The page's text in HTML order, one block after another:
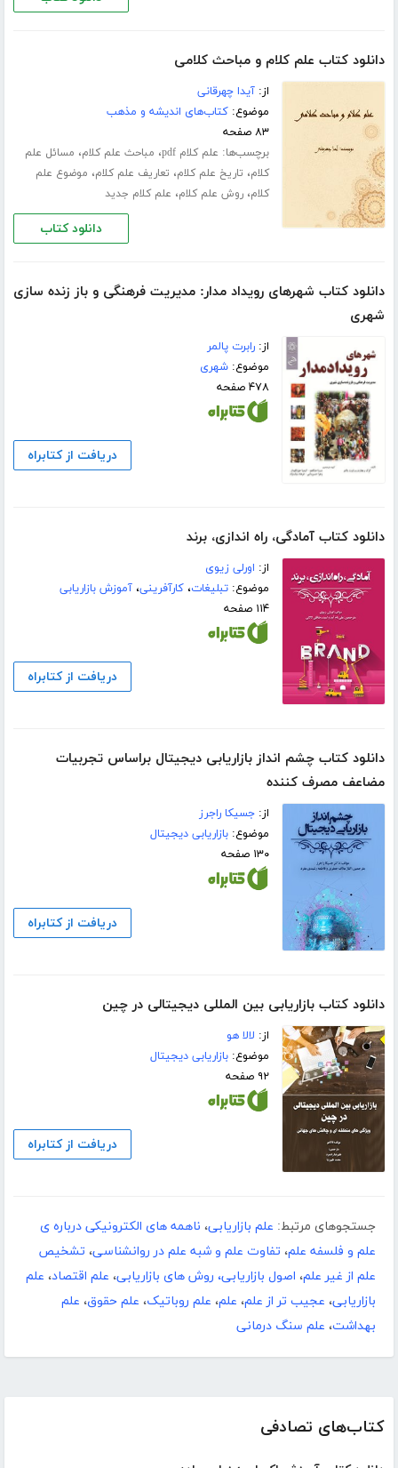
کتاب‌های تصادفی
دانلود کتاب علم کلام و مباحث کلامی
از:آیدا چهرقانی
موضوع:کتاب‌های اندیشه و مذهب
۸۳ صفحه
برچسب‌ها: علم کلام pdf ، مباحث علم کلام، مسائل علم
کلام، تاریخ علم کلام، تعاریف علم کلام، موضوع علم
کلام،روش علم کلام، علم کلام جدید
دانلود کتاب
دانلود کتاب شهرهای رویداد مدار: مدیریت فرهنگی و باز زنده سازی
شهری
از:رابرت پالمر
موضوع:شهری
۴۷۸ صفحه
دریافت از کتابراه
دانلود کتاب آمادگی، را‌ه اندازی، برند
از: اورلی زیوی
موضوع:تبلیغات،کارآفرینی،آموزش بازاریابی
۱۱۴ صفحه
دریافت از کتابراه
دانلود کتاب چشم انداز بازاریابی دیجیتال براساس تجربیات
مضاعف مصرف کننده
از:جسیکا راجرز
موضوع:بازاریابی دیجیتال
۱۳۰ صفحه
دریافت از کتابراه
دانلود کتاب بازاریابی بین المللی دیجیتالی در چین
از: لالا هو
موضوع:بازاریابی دیجیتال
۹۲ صفحه
دریافت از کتابراه
جستجوهای مرتبط: علم بازاریابی، ناهمه های الکترونیکی درباره ی
علم و فلسفه علم، تفاوت علم و شبه علم در روانشناسی، تشخیص
علم از غیر علم، اصول بازاریابی، روش های بازاریابی، علم اقتصاد، علم
بازاریابی، عجیب تر از علم، علم، علم روباتیک، علم حقوق، علم
بهداشت، علم سنگ درمانی